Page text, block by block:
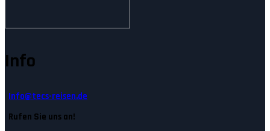
Info
Info@tecs-reisen.de
Rufen Sie uns an!